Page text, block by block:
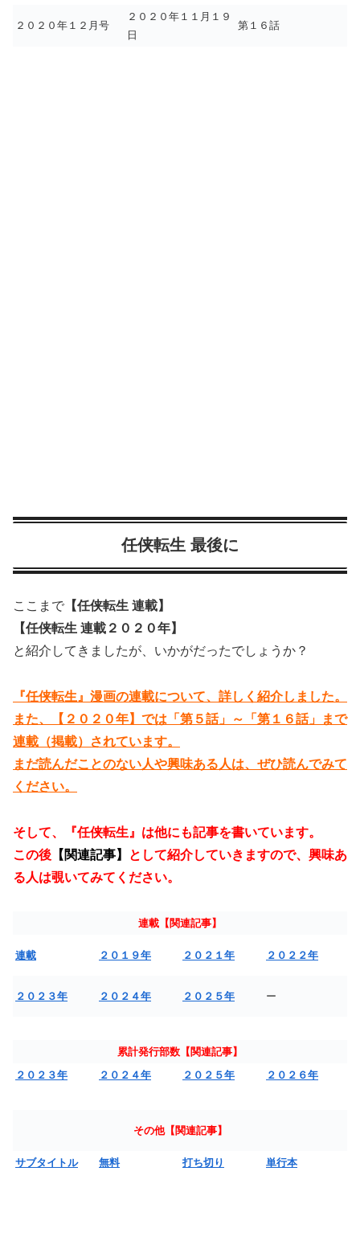
２０２０年１２月号
２０２０年１１月１９
日
第１６話
任侠転生 最後に
ここまで 【任侠転生 連載】
【任侠転生 連載２０２０年】
と紹介してきましたが、いかがだったでしょうか？
『任侠転生』漫画の連載について、詳しく紹介しました。
また、【２０２０年】では「第５話」～「第１６話」まで
連載（掲載）されています。
まだ読んだことのない人や興味ある人は、ぜひ読んでみて
ください。
そして、『任侠転生』は他にも記事を書いています。
この後 【関連記事】
として紹介していきますので、興味あ
る人は覗いてみてください。
連載【関連記事】
連載 ２０１９年 ２０２１年 ２０２２年
２０２３年 ２０２４年 ２０２５年 ー
累計発行部数【関連記事】
２０２３年
２０２４年 ２０２５年 ２０２６年
その他【関連記事】
サブタイトル 無料 打ち切り 単行本